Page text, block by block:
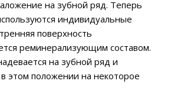
на зубной ряд. Теперь
индивидуальные
поверхность
реминерализующим составом.
на зубной ряд и
в этом положении на некоторое